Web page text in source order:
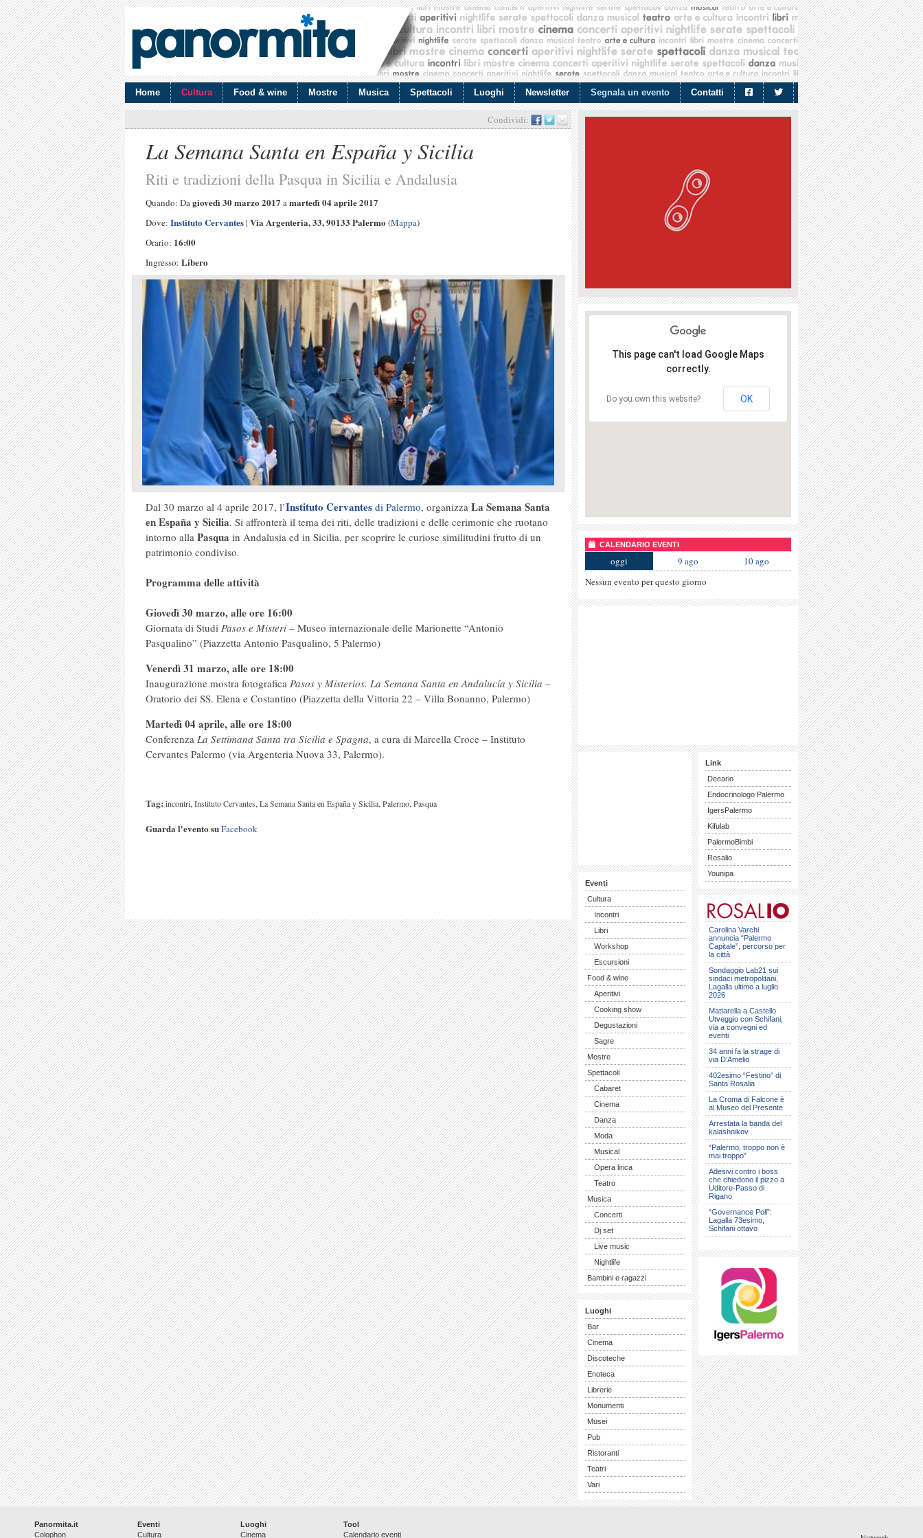
Home Cultura Food & wine Mostre Musica Spettacoli Luoghi Newsletter Segnala un evento Contatti
Condividi:
La Semana Santa en España y Sicilia
Riti e tradizioni della Pasqua in Sicilia e Andalusia
Quando: Dagiovedì 30 marzo 2017 amartedì 04 aprile 2017
Dove: Instituto Cervantes| Via Argenteria, 33, 90133 Palermo (Mappa)
Orario: 16:00
Ingresso: Libero
Dal 30 marzo al 4 aprile 2017, l’Instituto Cervantes di Palermo, organizza La Semana Santa
en España y Sicilia. Si affronterà il tema dei riti, delle tradizioni e delle cerimonie che ruotano
intorno alla Pasqua in Andalusia ed in Sicilia, per scoprire le curiose similitudini frutto di un
patrimonio condiviso.
Programma delle attività
Giovedì 30 marzo, alle ore 16:00
Giornata di Studi Pasos e Misteri – Museo internazionale delle Marionette “Antonio
Pasqualino” (Piazzetta Antonio Pasqualino, 5 Palermo)
Venerdì 31 marzo, alle ore 18:00
Inaugurazione mostra fotografica Pasos y Misterios. La Semana Santa en Andalucía y Sicilia –
Oratorio dei SS. Elena e Costantino (Piazzetta della Vittoria 22 – Villa Bonanno, Palermo)
Martedì 04 aprile, alle ore 18:00
Conferenza La Settimana Santa tra Sicilia e Spagna, a cura di Marcella Croce – Instituto
Cervantes Palermo (via Argenteria Nuova 33, Palermo).
Tag: incontri,Instituto Cervantes,La Semana Santa en España y Sicilia,Palermo,Pasqua
Guarda l'evento suFacebook
This page can't load Google Maps
correctly.
Do you own this website? OK
CALENDARIO EVENTI
oggi 9 ago
10 ago
Nessun evento per questo giorno
Eventi
Cultura
Incontri
Libri
Workshop
Escursioni
Food & wine
Aperitivi
Cooking show
Degustazioni
Sagre
Mostre
Spettacoli
Cabaret
Cinema
Danza
Moda
Musical
Opera lirica
Teatro
Musica
Concerti
Dj set
Live music
Nightlife
Bambini e ragazzi
Luoghi
Bar
Cinema
Discoteche
Enoteca
Librerie
Monumenti
Musei
Pub
Ristoranti
Teatri
Vari
Link
Deeario
Endocrinologo Palermo
IgersPalermo
Kifulab
PalermoBimbi
Rosalio
Younipa
Carolina Varchi
annuncia “Palermo
Capitale”, percorso per
la città
Sondaggio Lab21 sui
sindaci metropolitani,
Lagalla ultimo a luglio
2026
Mattarella a Castello
Utveggio con Schifani,
via a convegni ed
eventi
34 anni fa la strage di
via D’Amelio
402esimo “Festino” di
Santa Rosalia
La Croma di Falcone è
al Museo del Presente
Arrestata la banda del
kalashnikov
“Palermo, troppo non è
mai troppo”
Adesivi contro i boss
che chiedono il pizzo a
Uditore-Passo di
Rigano
“Governance Poll”:
Lagalla 73esimo,
Schifani ottavo
Panormita.it
Colophon
Eventi
Cultura
Luoghi
Cinema
Tool
Calendario eventi